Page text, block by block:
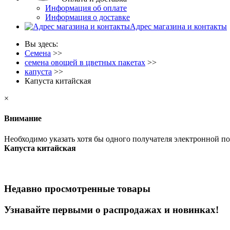
Информация об оплате
Информация о доставке
Адрес магазина и контакты
Вы здесь:
Семена >>
семена овощей в цветных пакетах >>
капуста >>
Капуста китайская
×
Внимание
Необходимо указать хотя бы одного получателя электронной
Капуста китайская
Недавно просмотренные товары
Узнавайте первыми о распродажах и новинках!